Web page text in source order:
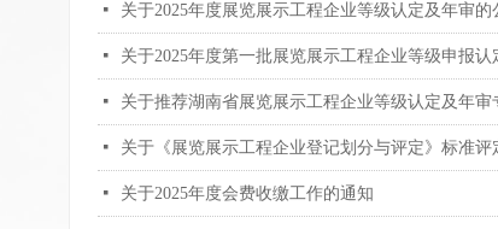
넷 关于2025年度展览展示工程企业等级认定及年审的
넷 关于2025年度第一批展览展示工程企业等级申报
넷 关于推荐湖南省展览展示工程企业等级认定及年
넷 关于《展览展示工程企业登记划分与评定》标准评
넷 关于2025年度会费收缴工作的通知